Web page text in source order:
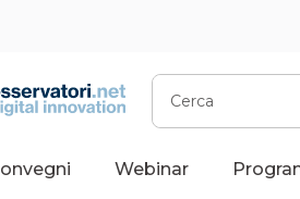
Cerca
Webinar